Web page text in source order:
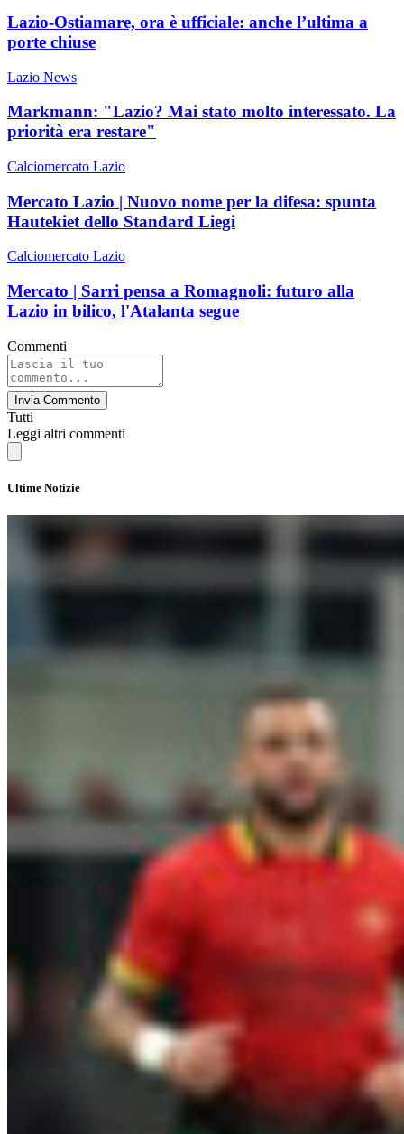
Lazio-Ostiamare, ora è ufficiale: anche l’ultima a
porte chiuse
Lazio News
Markmann: "Lazio? Mai stato molto interessato. La
priorità era restare"
Calciomercato Lazio
Mercato Lazio | Nuovo nome per la difesa: spunta
Hautekiet dello Standard Liegi
Calciomercato Lazio
Mercato | Sarri pensa a Romagnoli: futuro alla
Lazio in bilico, l'Atalanta segue
Commenti
Invia Commento
Tutti
Leggi altri commenti
Ultime Notizie